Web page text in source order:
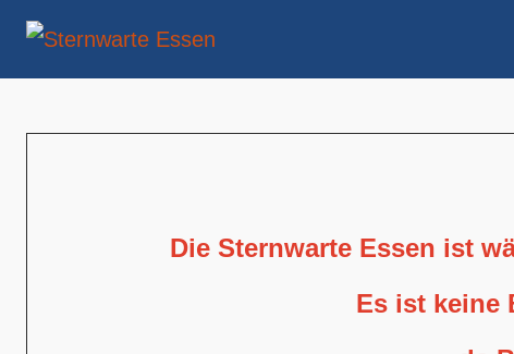
Die Sternwarte Essen ist
Es ist keine